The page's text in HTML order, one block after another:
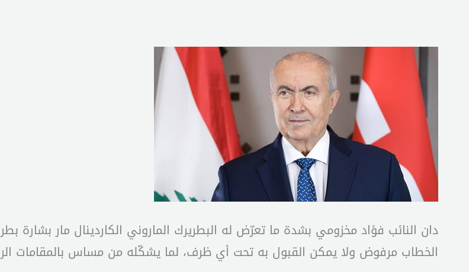
دان النائب فؤاد مخزومي بشدة ما تعرّض له البطريرك الماروني الكاردينال مار بشارة
الخطاب مرفوض ولا يمكن القبول به تحت أي ظرف، لما يشكّله من مساس بالمقامات